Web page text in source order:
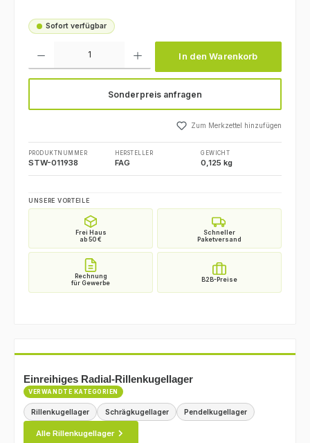
Sofort verfügbar
In den Warenkorb
Sonderpreis anfragen
Zum Merkzettel hinzufügen
PRODUKTNUMMER
STW-011938
HERSTELLER
FAG
GEWICHT
0,125 kg
UNSERE VORTEILE
Einreihiges Radial-Rillenkugellager
VERWANDTE KATEGORIEN
Rillenkugellager Schrägkugellager Pendelkugellager
Alle Rillenkugellager